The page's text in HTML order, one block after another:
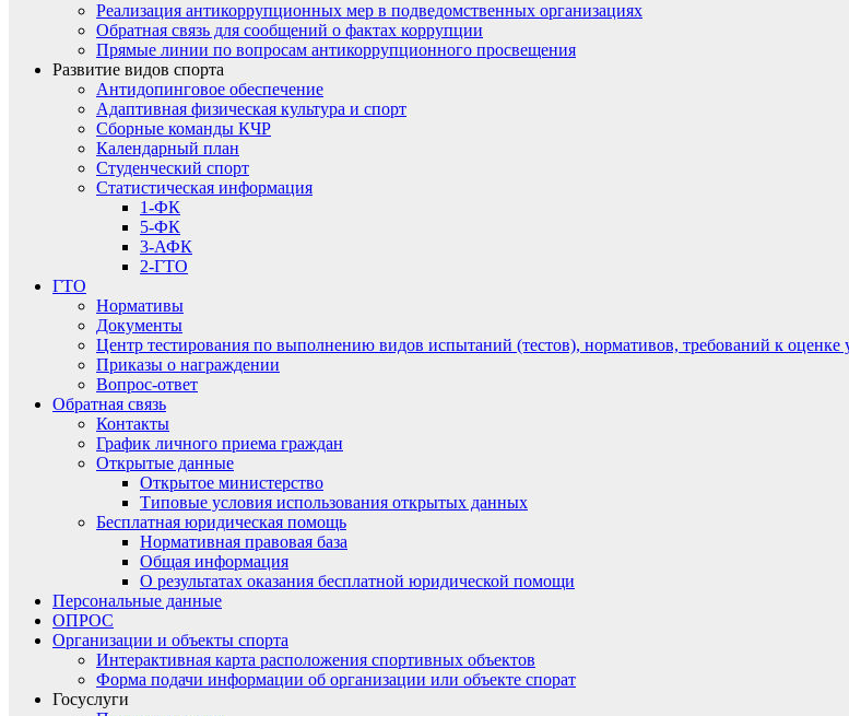
Реализация антикоррупционных мер в подведомственных организациях
Обратная связь для сообщений о фактах коррупции
Прямые линии по вопросам антикоррупционного просвещения
Развитие видов спорта
Антидопинговое обеспечение
Адаптивная физическая культура и спорт
Сборные команды КЧР
Календарный план
Студенческий спорт
Статистическая информация
1-ФК
5-ФК
3-АФК
2-ГТО
ГТО
Нормативы
Документы
Центр тестирования по выполнению видов испытаний (тестов), нормативов, требований к
Приказы о награждении
Вопрос-ответ
Обратная связь
Контакты
График личного приема граждан
Открытые данные
Открытое министерство
Типовые условия использования открытых данных
Бесплатная юридическая помощь
Нормативная правовая база
Общая информация
О результатах оказания бесплатной юридической помощи
Персональные данные
ОПРОС
Организации и объекты спорта
Интерактивная карта расположения спортивных объектов
Форма подачи информации об организации или объекте спорат
Госуслуги